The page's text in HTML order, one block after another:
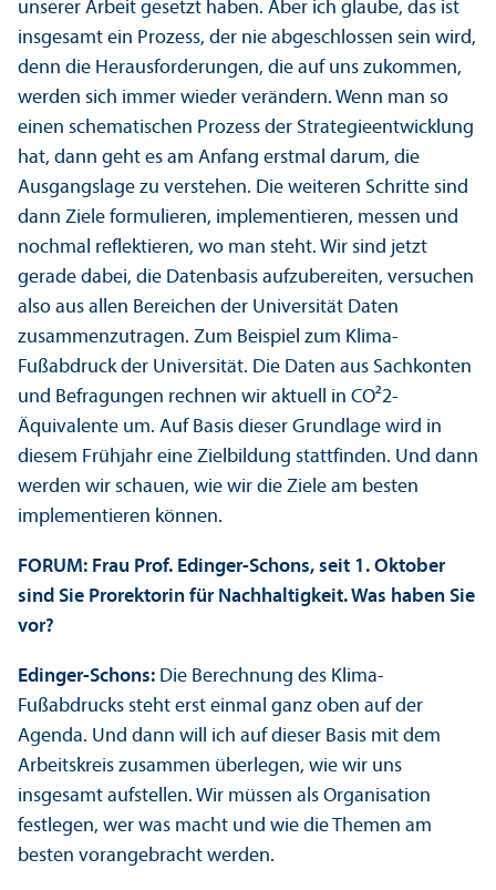
unserer Arbeit gesetzt haben. Aber ich glaube, das ist
insgesamt ein Prozess, der nie abgeschlossen sein wird,
denn die Herausforderungen, die auf uns zukommen,
werden sich immer wieder verändern. Wenn man so
einen schematischen Prozess der Strategie­entwicklung
hat, dann geht es am Anfang erstmal darum, die
Ausgangslage zu verstehen. Die weiteren Schritte sind
dann Ziele formulieren, implementieren, messen und
nochmal reflektieren, wo man steht. Wir sind jetzt
gerade dabei, die Datenbasis aufzubereiten, versuchen
also aus allen Bereichen der Universität Daten
zusammenzutragen. Zum Beispiel zum Klima-
Fußabdruck der Universität. Die Daten aus Sachkonten
und Befragungen rechnen wir aktuell in CO²2-
Äquivalente um. Auf Basis dieser Grundlage wird in
diesem Frühjahr eine Zielbildung stattfinden. Und dann
werden wir schauen, wie wir die Ziele am besten
implementieren können.
FORUM: Frau Prof. Edinger-Schons, seit 1. Oktober
sind Sie Prorektorin für Nachhaltigkeit. Was haben Sie
vor?
Edinger-Schons: Die Berechnung des Klima-
Fußabdrucks steht erst einmal ganz oben auf der
Agenda. Und dann will ich auf dieser Basis mit dem
Arbeits­kreis zusammen überlegen, wie wir uns
insgesamt aufstellen. Wir müssen als Organisation
festlegen, wer was macht und wie die Themen am
besten vorangebracht werden.